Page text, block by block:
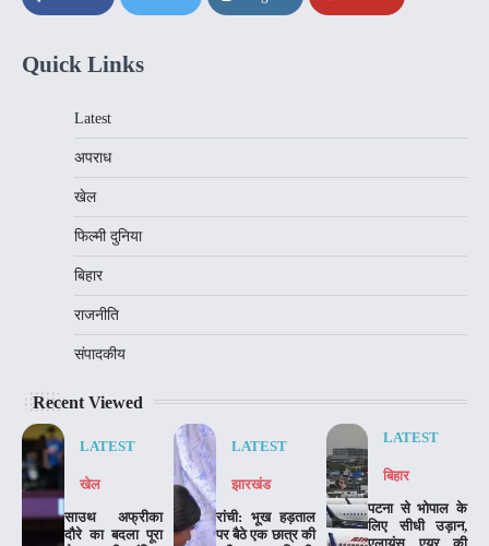
Quick Links
Latest
अपराध
खेल
फिल्मी दुनिया
बिहार
राजनीति
संपादकीय
Recent Viewed
LATEST
खेल
साउथ अफ्रीका
दौरे का बदला पूरा
LATEST
झारखंड
रांची: भूख हड़ताल
पर बैठे एक छात्र की
LATEST
बिहार
पटना से भोपाल के
लिए सीधी उड़ान,